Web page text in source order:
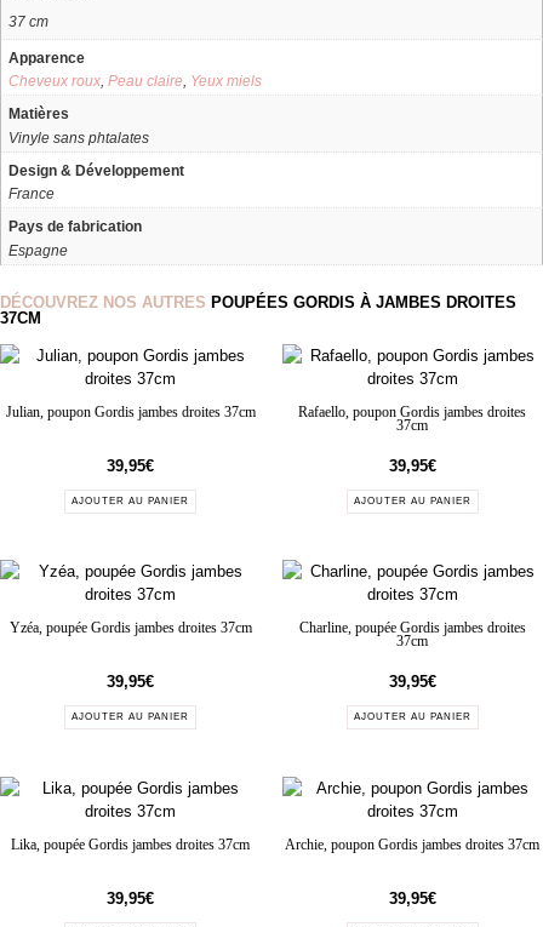
37 cm
Apparence
Cheveux roux, Peau claire Yeux miels
Matières
Vinyle sans phtalates
Design & Développement
France
Pays de fabrication
Espagne
DÉCOUVREZ NOS AUTRES POUPÉES GORDIS À JAMBES DROITES
37CM
Julian, poupon Gordis jambes droites 37cm
39,95€
AJOUTER AU PANIER
Rafaello, poupon Gordis jambes droites
37cm
39,95€
AJOUTER AU PANIER
Yzéa, poupée Gordis jambes droites 37cm
39,95€
AJOUTER AU PANIER
Charline, poupée Gordis jambes droites
37cm
39,95€
AJOUTER AU PANIER
Lika, poupée Gordis jambes droites 37cm
39,95€
Archie, poupon Gordis jambes droites 37cm
39,95€